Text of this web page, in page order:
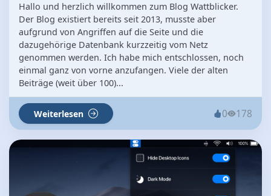
Hallo und herzlich willkommen zum Blog Wattblicker.
Der Blog existiert bereits seit 2013, musste aber
aufgrund von Angriffen auf die Seite und die
dazugehörige Datenbank kurzzeitig vom Netz
genommen werden. Ich habe mich entschlossen, noch
einmal ganz von vorne anzufangen. Viele der alten
Beiträge (weit über 100)...
Weiterlesen 0 178